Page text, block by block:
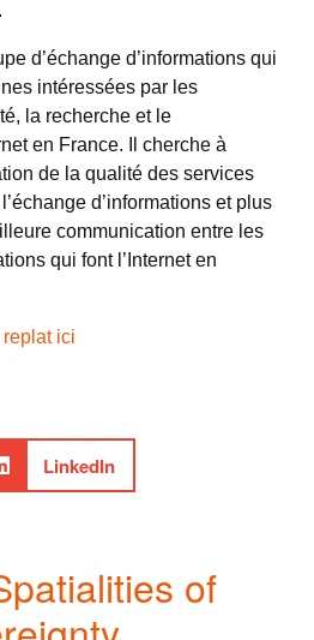
d’échange d’informations qui
intéressées par les
la recherche et le
en France. Il cherche à
de la qualité des services
d’informations et plus
communication entre les
qui font l’Internet en
ici
LinkedIn
of